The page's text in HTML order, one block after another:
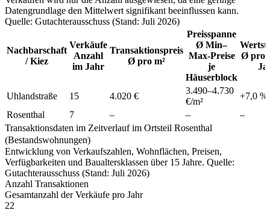
Datengrundlage den Mittelwert signifikant beeinflussen kann.
Quelle: Gutachterausschuss (Stand: Juli 2026)
Nachbarschaft
/ Kiez
Verkäufe
Anzahl
im Jahr
Transaktionspreis
Ø pro m²
Preisspanne
Ø Min–
Max-Preise
je
Häuserblock
Ø pro
Uhlandstraße 15 4.020 €
3.490–4.730
€/m²
+7,0 %
Rosenthal
7 – –
–
Transaktionsdaten im Zeitverlauf im Ortsteil Rosenthal
(Bestandswohnungen)
Entwicklung von Verkaufszahlen, Wohnflächen, Preisen,
Verfügbarkeiten und Baualtersklassen über 15 Jahre. Quelle:
Gutachterausschuss (Stand: Juli 2026)
Anzahl Transaktionen
Gesamtanzahl der Verkäufe pro Jahr
22